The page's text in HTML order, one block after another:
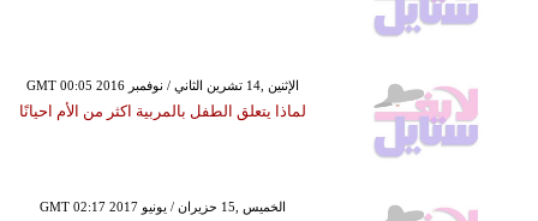
GMT 00:05 2016 الإثنين ,14 تشرين الثاني / نوفمبر
لماذا يتعلق الطفل بالمربية اكثر من الأم احيانًا
GMT 02:17 2017 الخميس ,15 حزيران / يونيو